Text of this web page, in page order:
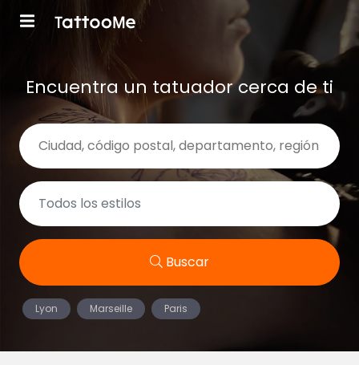
Encuentra un tatuador cerca de ti
Buscar
Lyon Marseille Paris